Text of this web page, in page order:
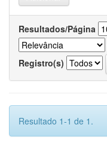
Resultados/Página
Registro(s)
Resultado 1-1 de 1.